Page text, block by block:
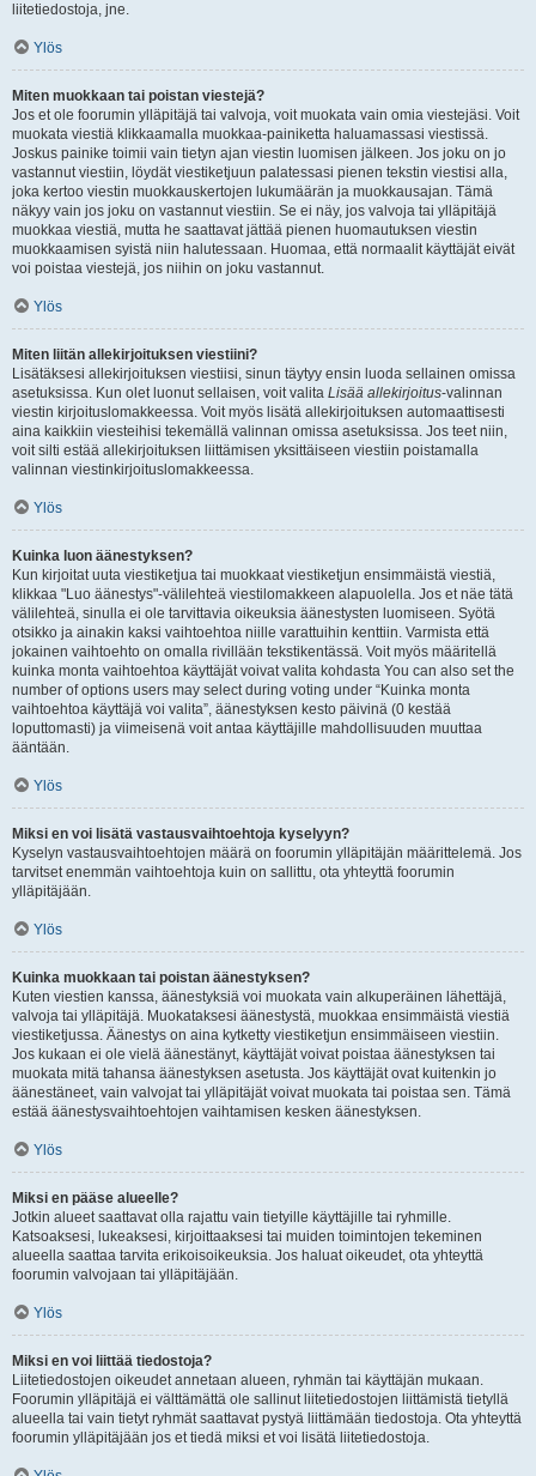
liitetiedostoja, jne.
Ylös
Miten muokkaan tai poistan viestejä?
Jos et ole foorumin ylläpitäjä tai valvoja, voit muokata vain omia viestejäsi. Voit
muokata viestiä klikkaamalla muokkaa-painiketta haluamassasi viestissä.
Joskus painike toimii vain tietyn ajan viestin luomisen jälkeen. Jos joku on jo
vastannut viestiin, löydät viestiketjuun palatessasi pienen tekstin viestisi alla,
joka kertoo viestin muokkauskertojen lukumäärän ja muokkausajan. Tämä
näkyy vain jos joku on vastannut viestiin. Se ei näy, jos valvoja tai ylläpitäjä
muokkaa viestiä, mutta he saattavat jättää pienen huomautuksen viestin
muokkaamisen syistä niin halutessaan. Huomaa, että normaalit käyttäjät eivät
voi poistaa viestejä, jos niihin on joku vastannut.
Ylös
Miten liitän allekirjoituksen viestiini?
Lisätäksesi allekirjoituksen viestiisi, sinun täytyy ensin luoda sellainen omissa
asetuksissa. Kun olet luonut sellaisen, voit valita Lisää allekirjoitus-valinnan
viestin kirjoituslomakkeessa. Voit myös lisätä allekirjoituksen automaattisesti
aina kaikkiin viesteihisi tekemällä valinnan omissa asetuksissa. Jos teet niin,
voit silti estää allekirjoituksen liittämisen yksittäiseen viestiin poistamalla
valinnan viestinkirjoituslomakkeessa.
Ylös
Kuinka luon äänestyksen?
Kun kirjoitat uuta viestiketjua tai muokkaat viestiketjun ensimmäistä viestiä,
klikkaa "Luo äänestys"-välilehteä viestilomakkeen alapuolella. Jos et näe tätä
välilehteä, sinulla ei ole tarvittavia oikeuksia äänestysten luomiseen. Syötä
otsikko ja ainakin kaksi vaihtoehtoa niille varattuihin kenttiin. Varmista että
jokainen vaihtoehto on omalla rivillään tekstikentässä. Voit myös määritellä
kuinka monta vaihtoehtoa käyttäjät voivat valita kohdasta You can also set the
number of options users may select during voting under “Kuinka monta
vaihtoehtoa käyttäjä voi valita”, äänestyksen kesto päivinä (0 kestää
loputtomasti) ja viimeisenä voit antaa käyttäjille mahdollisuuden muuttaa
ääntään.
Ylös
Miksi en voi lisätä vastausvaihtoehtoja kyselyyn?
Kyselyn vastausvaihtoehtojen määrä on foorumin ylläpitäjän määrittelemä. Jos
tarvitset enemmän vaihtoehtoja kuin on sallittu, ota yhteyttä foorumin
ylläpitäjään.
Ylös
Kuinka muokkaan tai poistan äänestyksen?
Kuten viestien kanssa, äänestyksiä voi muokata vain alkuperäinen lähettäjä,
valvoja tai ylläpitäjä. Muokataksesi äänestystä, muokkaa ensimmäistä viestiä
viestiketjussa. Äänestys on aina kytketty viestiketjun ensimmäiseen viestiin.
Jos kukaan ei ole vielä äänestänyt, käyttäjät voivat poistaa äänestyksen tai
muokata mitä tahansa äänestyksen asetusta. Jos käyttäjät ovat kuitenkin jo
äänestäneet, vain valvojat tai ylläpitäjät voivat muokata tai poistaa sen. Tämä
estää äänestysvaihtoehtojen vaihtamisen kesken äänestyksen.
Ylös
Miksi en pääse alueelle?
Jotkin alueet saattavat olla rajattu vain tietyille käyttäjille tai ryhmille.
Katsoaksesi, lukeaksesi, kirjoittaaksesi tai muiden toimintojen tekeminen
alueella saattaa tarvita erikoisoikeuksia. Jos haluat oikeudet, ota yhteyttä
foorumin valvojaan tai ylläpitäjään.
Ylös
Miksi en voi liittää tiedostoja?
Liitetiedostojen oikeudet annetaan alueen, ryhmän tai käyttäjän mukaan.
Foorumin ylläpitäjä ei välttämättä ole sallinut liitetiedostojen liittämistä tietyllä
alueella tai vain tietyt ryhmät saattavat pystyä liittämään tiedostoja. Ota yhteyttä
foorumin ylläpitäjään jos et tiedä miksi et voi lisätä liitetiedostoja.